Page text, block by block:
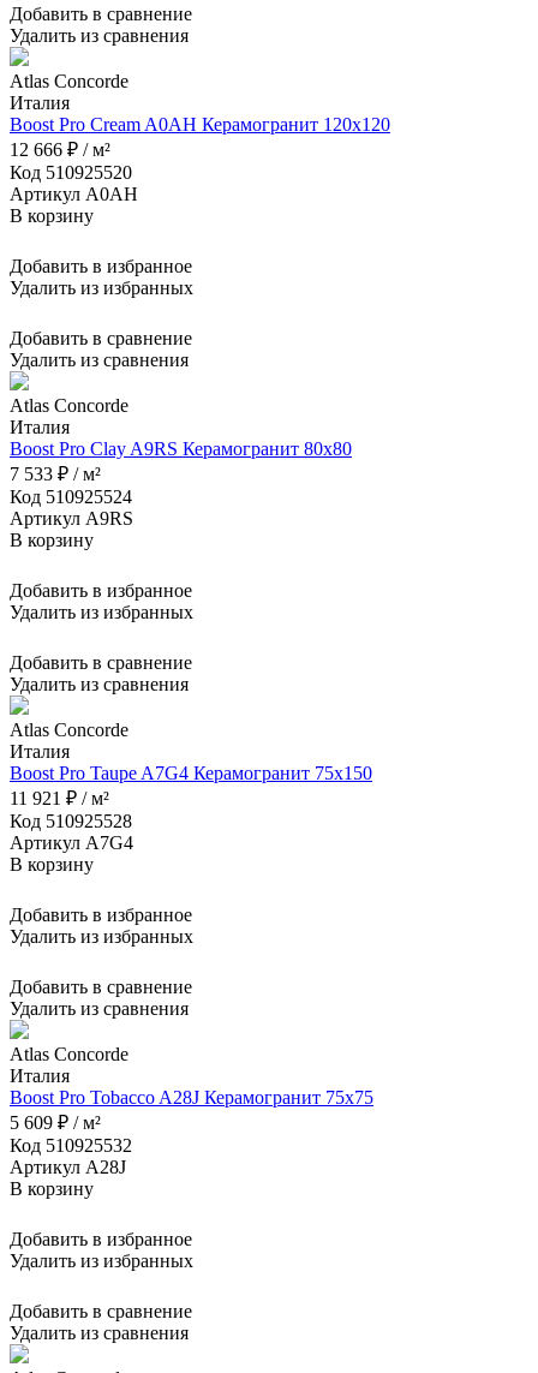
Добавить в сравнение
Удалить из сравнения
Atlas Concorde
Италия
Boost Pro Cream A0AH Керамогранит 120x120
12 666 ₽ / м²
Код 510925520
Артикул A0AH
В корзину
Добавить в избранное
Удалить из избранных
Добавить в сравнение
Удалить из сравнения
Atlas Concorde
Италия
Boost Pro Clay A9RS Керамогранит 80x80
7 533 ₽ / м²
Код 510925524
Артикул A9RS
В корзину
Добавить в избранное
Удалить из избранных
Добавить в сравнение
Удалить из сравнения
Atlas Concorde
Италия
Boost Pro Taupe A7G4 Керамогранит 75x150
11 921 ₽ / м²
Код 510925528
Артикул A7G4
В корзину
Добавить в избранное
Удалить из избранных
Добавить в сравнение
Удалить из сравнения
Atlas Concorde
Италия
Boost Pro Tobacco A28J Керамогранит 75x75
5 609 ₽ / м²
Код 510925532
Артикул A28J
В корзину
Добавить в избранное
Удалить из избранных
Добавить в сравнение
Удалить из сравнения